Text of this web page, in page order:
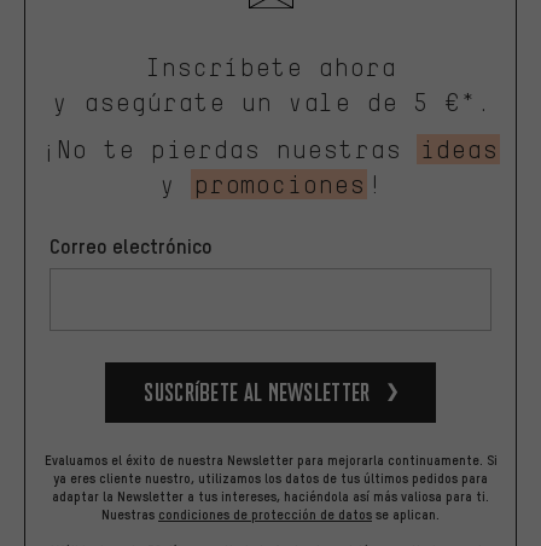
Inscríbete ahora
y asegúrate un vale de 5 €*.
¡No te pierdas nuestras
ideas
y
promociones !
Correo electrónico
Suscríbete al newsletter
Evaluamos el éxito de nuestra Newsletter para mejorarla continuamente. Si
ya eres cliente nuestro, utilizamos los datos de tus últimos pedidos para
adaptar la Newsletter a tus intereses, haciéndola así más valiosa para ti.
Nuestras condiciones de protección de datos se aplican.